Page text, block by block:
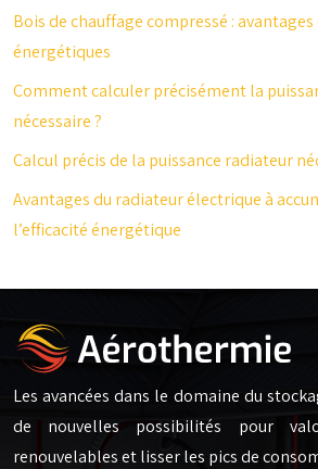
Bois de chauffage compressé :
énergétiques
Comment calculer précisément la
nécessaire ?
Calcul précis de la puissance radiateur
Avantages du radiateur électrique à
l’efficacité énergétique
Les avancées dans le domaine du
de nouvelles possibilités pour
renouvelables et lisser les pics de